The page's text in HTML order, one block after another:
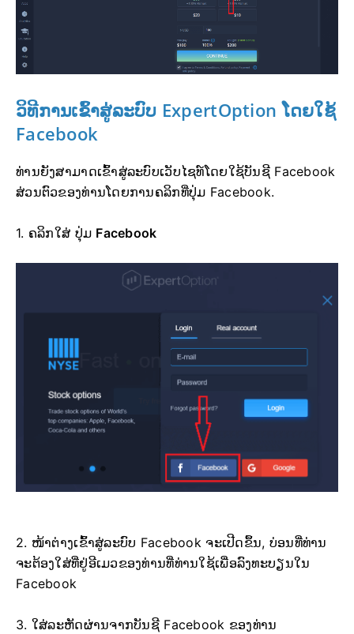
ວິທີການເຂົ້າສູ່ລະບົບ ExpertOption ໂດຍໃຊ້
Facebook
ທ່ານຍັງສາມາດເຂົ້າສູ່ລະບົບເວັບໄຊທ໌ໂດຍໃຊ້ບັນຊີ Facebook
ສ່ວນຕົວຂອງທ່ານໂດຍການຄລິກທີ່ປຸ່ມ Facebook.
1. ຄລິກໃສ່ ປຸ່ມ Facebook
2. ໜ້າຕ່າງເຂົ້າສູ່ລະບົບ Facebook ຈະເປີດຂຶ້ນ, ບ່ອນທີ່ທ່ານ
ຈະຕ້ອງໃສ່ທີ່ຢູ່ອີເມວຂອງທ່ານທີ່ທ່ານໃຊ້ເພື່ອລົງທະບຽນໃນ
Facebook
3. ໃສ່ລະຫັດຜ່ານຈາກບັນຊີ Facebook ຂອງທ່ານ